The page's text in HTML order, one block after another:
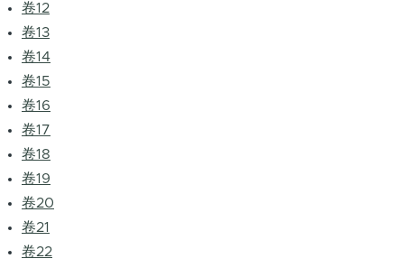
卷12
卷13
卷14
卷15
卷16
卷17
卷18
卷19
卷20
卷21
卷22